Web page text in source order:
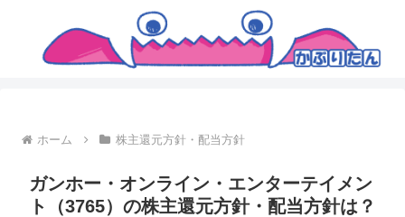
ホーム 株主還元方針・配当方針
ガンホー・オンライン・エンターテイメン
ト（3765）の株主還元方針・配当方針は？